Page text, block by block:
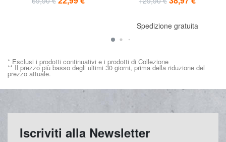
Spedizione gratuita
* Esclusi i prodotti continuativi e i prodotti di Collezione
** Il prezzo più basso degli ultimi 30 giorni, prima della riduzione del
prezzo attuale.
Iscriviti alla Newsletter